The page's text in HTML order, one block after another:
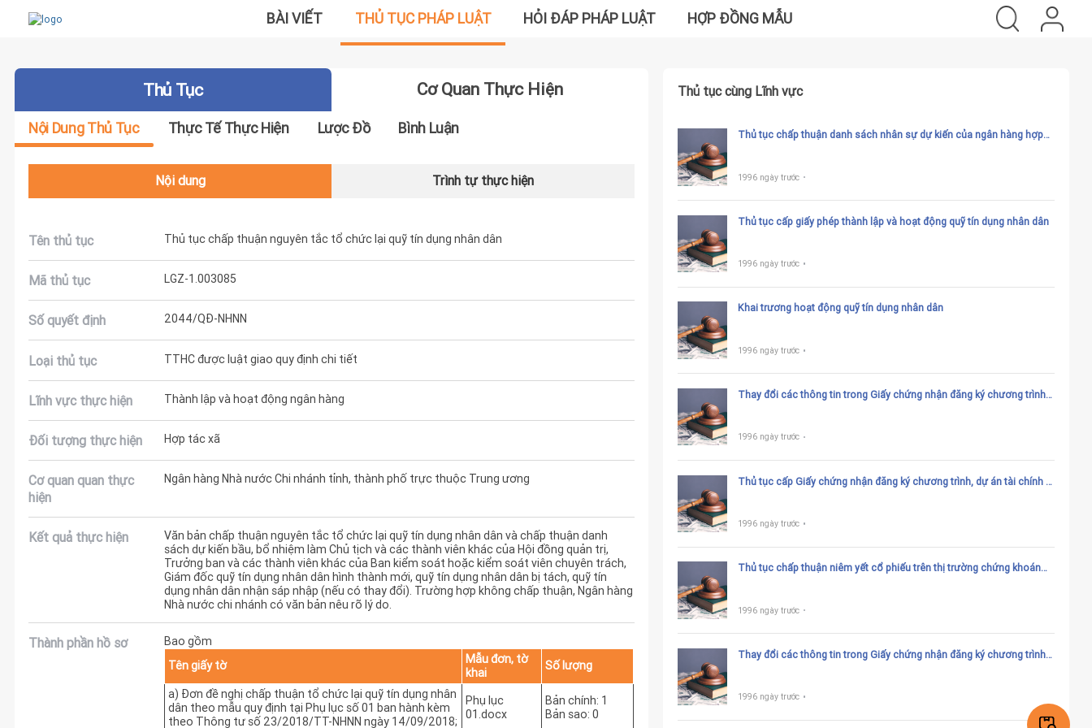
BÀI VIẾT THỦ TỤC PHÁP LUẬT HỎI ĐÁP PHÁP LUẬT HỢP ĐỒNG MẪU
Thủ Tục Cơ Quan Thực Hiện
Nội Dung Thủ Tục Thực Tế Thực Hiện Lược Đồ Bình Luận
Nội dung Trình tự thực hiện
Tên thủ tục Thủ tục chấp thuận nguyên tắc tổ chức lại quỹ tín dụng nhân dân
Mã thủ tục LGZ-1.003085
Số quyết định 2044/QĐ-NHNN
Loại thủ tục TTHC được luật giao quy định chi tiết
Lĩnh vực thực hiện Thành lập và hoạt động ngân hàng
Đối tượng thực hiện Hợp tác xã
Cơ quan quan thực
hiện
Ngân hàng Nhà nước Chi nhánh tỉnh, thành phố trực thuộc Trung ương
Kết quả thực hiện
Văn bản chấp thuận nguyên tắc tổ chức lại quỹ tín dụng nhân dân và chấp thuận danh
sách dự kiến bầu, bổ nhiệm làm Chủ tịch và các thành viên khác của Hội đồng quản trị,
Trưởng ban và các thành viên khác của Ban kiểm soát hoặc kiểm soát viên chuyên trách,
Giám đốc quỹ tín dụng nhân dân hình thành mới, quỹ tín dụng nhân dân bị tách, quỹ tín
dụng nhân dân nhận sáp nhập (nếu có thay đổi). Trường hợp không chấp thuận, Ngân hàng
Nhà nước chi nhánh có văn bản nêu rõ lý do.
Thành phần hồ sơ
Bao gồm
Tên giấy tờ
Mẫu đơn, tờ
khai
Số lượng
a) Đơn đề nghị chấp thuận tổ chức lại quỹ tín dụng nhân
dân theo mẫu quy định tại Phụ lục số 01 ban hành kèm
theo Thông tư số 23/2018/TT-NHNN ngày 14/09/2018;
Phụ lục
01.docx
Bản chính: 1
Bản sao: 0
Thủ tục cùng Lĩnh vực
Thủ tục chấp thuận danh sách nhân sự dự kiến của ngân hàng hợp
1996 ngày trước
Thủ tục cấp giấy phép thành lập và hoạt động quỹ tín dụng nhân dân
1996 ngày trước
Khai trương hoạt động quỹ tín dụng nhân dân
1996 ngày trước
Thay đổi các thông tin trong Giấy chứng nhận đăng ký chương trình,
1996 ngày trước
Thủ tục cấp Giấy chứng nhận đăng ký chương trình, dự án tài chính vi
1996 ngày trước
Thủ tục chấp thuận niêm yết cổ phiếu trên thị trường chứng khoán
1996 ngày trước
Thay đổi các thông tin trong Giấy chứng nhận đăng ký chương trình,
1996 ngày trước